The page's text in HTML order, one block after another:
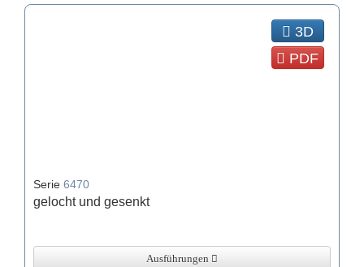
3D
PDF
Serie 6470
gelocht und gesenkt
Ausführungen